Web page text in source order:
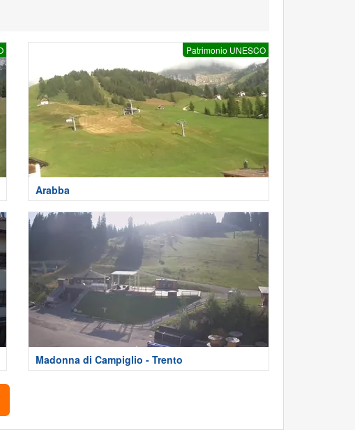
Patrimonio UNESCO
Arabba
Madonna di Campiglio - Trento